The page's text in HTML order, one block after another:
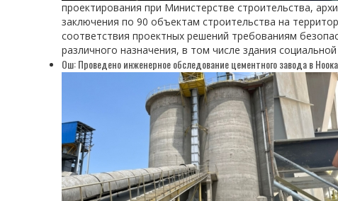
проектирования при Министерстве строительства,
заключения по 90 объектам строительства на
соответствия проектных решений требованиям
различного назначения, в том числе здания
Ош: Проведено инженерное обследование цементного завода в